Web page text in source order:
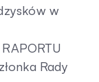
w
Rady